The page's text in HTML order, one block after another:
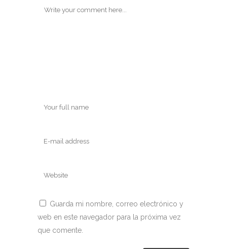
Guarda mi nombre, correo electrónico y
web en este navegador para la próxima vez
que comente.